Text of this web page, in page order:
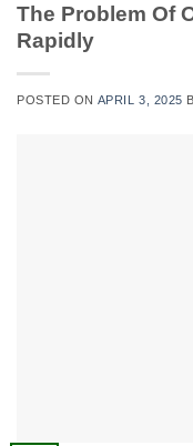
The Problem Of
Rapidly
POSTED ON APRIL 3, 2025